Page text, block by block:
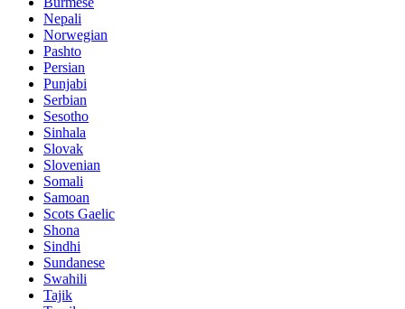
Nepali
Norwegian
Pashto
Persian
Punjabi
Serbian
Sesotho
Sinhala
Slovak
Slovenian
Somali
Samoan
Scots Gaelic
Shona
Sindhi
Sundanese
Swahili
Tajik